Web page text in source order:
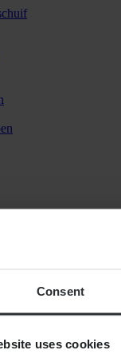
Consent
uses cookies